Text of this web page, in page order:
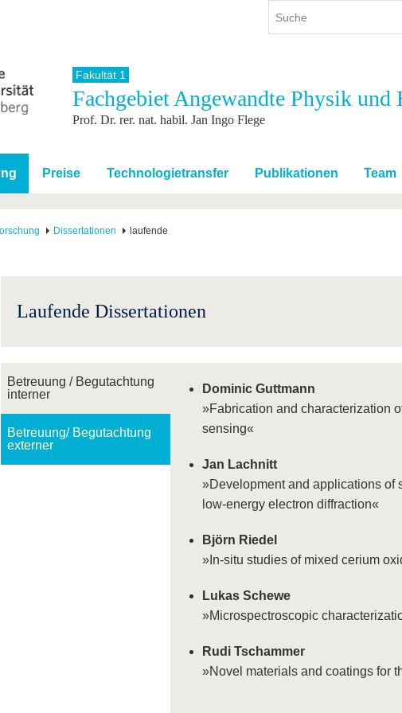
Studium
Studienangebot
Im Studium
Nach dem Studium
International
Internationales Profil
Mit der BTU ins Ausland
Für internationale
Studierende
Kontakt
Weiterbildung
Fakultät 1
Fachgebiet Angewandte Physik
Prof. Dr. rer. nat. habil. Jan Ingo Flege
Preise Technologietransfer Publikationen Team
Dissertationen laufende
Laufende Dissertationen
Betreuung / Begutachtung
interner
Betreuung/ Begutachtung
externer
Dominic Guttmann
»Fabrication and characterization
sensing«
Jan Lachnitt
»Development and applications of
low-energy electron diffraction«
Björn Riedel
»In-situ studies of mixed cerium
Lukas Schewe
»Microspectroscopic
Rudi Tschammer
»Novel materials and coatings for